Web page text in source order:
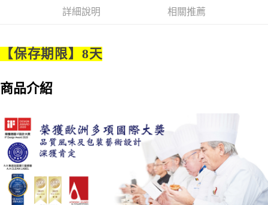
【注意事項】
買賣價金債權讓與本公司後，依約使用本公司帳單繳交帳款。
2.基於同意付款使用「大哥付你分期」之契約關係目的，商店將以您的個人
由本公司與您本人進行分期帳單所需資料之確認、核對及更正。
3.完整用戶服務條款，請詳閱以下連結： https://oppay.tw/userRule
【「AFTEE先享後付」結帳流程】
１．於結帳方式選擇「AFTEE先享後付」後，將跳轉至「AFTEE先享後付」
３．收到繳費通知簡訊後14天內，點擊此簡訊中的連結，可透過四大超商／
ATM／網路銀行／等多元方式進行付款，方視為交易完成。
購買商品的店家。未經商家同意取消之訂單仍視為有效，需透過AFTEE先享
後付繳納相關費用。
是否繳費成功／繳費後需取消欲退款等相關疑問，請聯繫「AFTEE先享後付
客戶支援中心」 https://netprotections.freshdesk.com/support/home
【注意事項】
１．透過由恩沛科技股份有限公司提供之「AFTEE先享後付」服務完成之交
易，需依本服務之必要範圍內提供個人資料，並將交易相關給付款項請求債
權轉讓予恩沛科技股份有限公司。
２．關於個人資料處理事宜，請瀏覽以下網址：
https://aftee.tw/terms/#terms3
免運費
詳細說明 相關推薦
【保存期限】8天
商品介紹